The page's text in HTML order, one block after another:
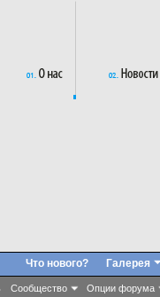
Сообщество Опции форума
Что нового? Галерея